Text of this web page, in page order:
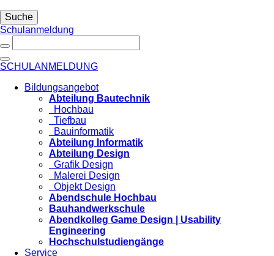
Suche
Schulanmeldung
SCHULANMELDUNG
Bildungsangebot
Abteilung Bautechnik
Hochbau
Tiefbau
Bauinformatik
Abteilung Informatik
Abteilung Design
Grafik Design
Malerei Design
Objekt Design
Abendschule Hochbau
Bauhandwerkschule
Abendkolleg Game Design | Usability
Engineering
Hochschulstudiengänge
Service